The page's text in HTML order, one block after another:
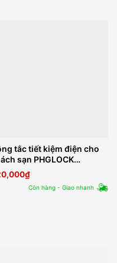
tắc tiết kiệm điện cho
sạn PHGLOCK
₫
Còn hàng - Giao nhanh